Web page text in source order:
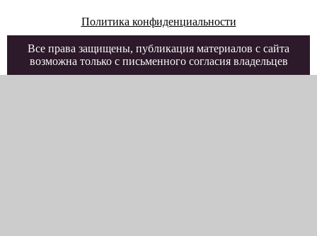
Политика конфиденциальности
Все права защищены, публикация материалов с сайта
возможна только с письменного согласия владельцев